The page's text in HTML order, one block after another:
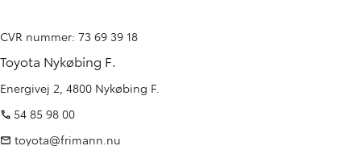
CVR nummer: 73 69 39 18
Toyota Nykøbing F.
Energivej 2, 4800 Nykøbing F.
54 85 98 00
toyota@frimann.nu